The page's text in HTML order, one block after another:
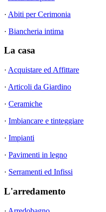
· Abiti per Cerimonia
· Biancheria intima
La casa
· Acquistare ed Affittare
· Articoli da Giardino
· Ceramiche
· Imbiancare e tinteggiare
· Impianti
· Pavimenti in legno
· Serramenti ed Infissi
L'arredamento